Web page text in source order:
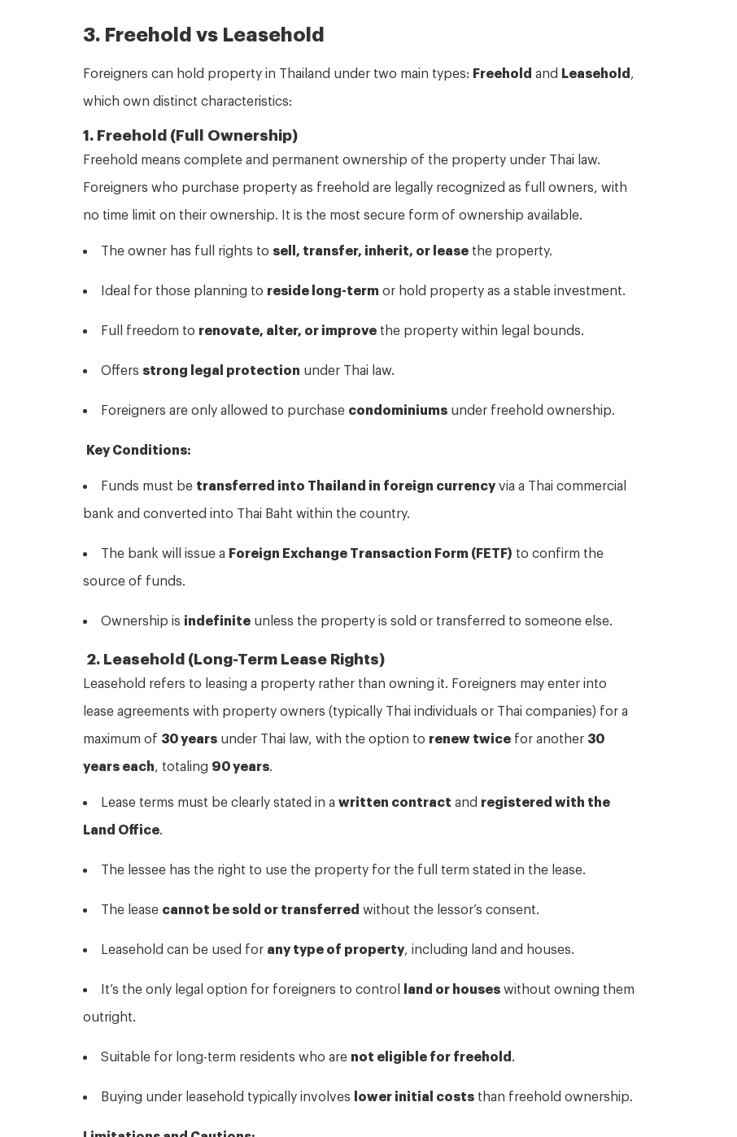
3. Freehold vs Leasehold
Foreigners can hold property in Thailand under two main types: Freehold and Leasehold
which own distinct characteristics:
1. Freehold (Full Ownership)
Freehold means complete and permanent ownership of the property under Thai law.
Foreigners who purchase property as freehold are legally recognized as full owners, with
no time limit on their ownership. It is the most secure form of ownership available.
The owner has full rights to sell, transfer, inherit, or lease the property.
Ideal for those planning to reside long-term or hold property as a stable investment.
Full freedom to renovate, alter, or improve the property within legal bounds.
Offers strong legal protection under Thai law.
Foreigners are only allowed to purchase condominiums under freehold ownership.
Key Conditions:
Funds must be transferred into Thailand in foreign currencyvia a Thai commercial
bank and converted into Thai Baht within the country.
The bank will issue a Foreign Exchange Transaction Form (FETF) to confirm the
source of funds.
Ownership is indefinite unless the property is sold or transferred to someone else.
2. Leasehold (Long-Term Lease Rights)
Leasehold refers to leasing a property rather than owning it. Foreigners may enter into
lease agreements with property owners (typically Thai individuals or Thai companies) for a
maximum of 30 years under Thai law, with the option to renew twice for another 30
years each , totaling 90 years
Lease terms must be clearly stated in a written contract and registered with the
Land Office
The lessee has the right to use the property for the full term stated in the lease.
The lease cannot be sold or transferred without the lessor’s consent.
Leasehold can be used for any type of property, including land and houses.
It’s the only legal option for foreigners to control land or houses without owning them
outright.
Suitable for long-term residents who are not eligible for freehold
Buying under leasehold typically involves lower initial costs than freehold ownership.
Limitations and Cautions: